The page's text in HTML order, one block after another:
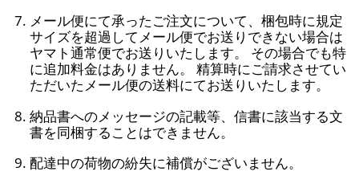
メール便にて承ったご注文について、梱包時に規定
サイズを超過してメール便でお送りできない場合は
ヤマト通常便でお送りいたします。 その場合でも特
に追加料金はありません。 精算時にご請求させてい
ただいたメール便の送料にてお送りいたします。
納品書へのメッセージの記載等、信書に該当する文
書を同梱することはできません。
配達中の荷物の紛失に補償がございません。